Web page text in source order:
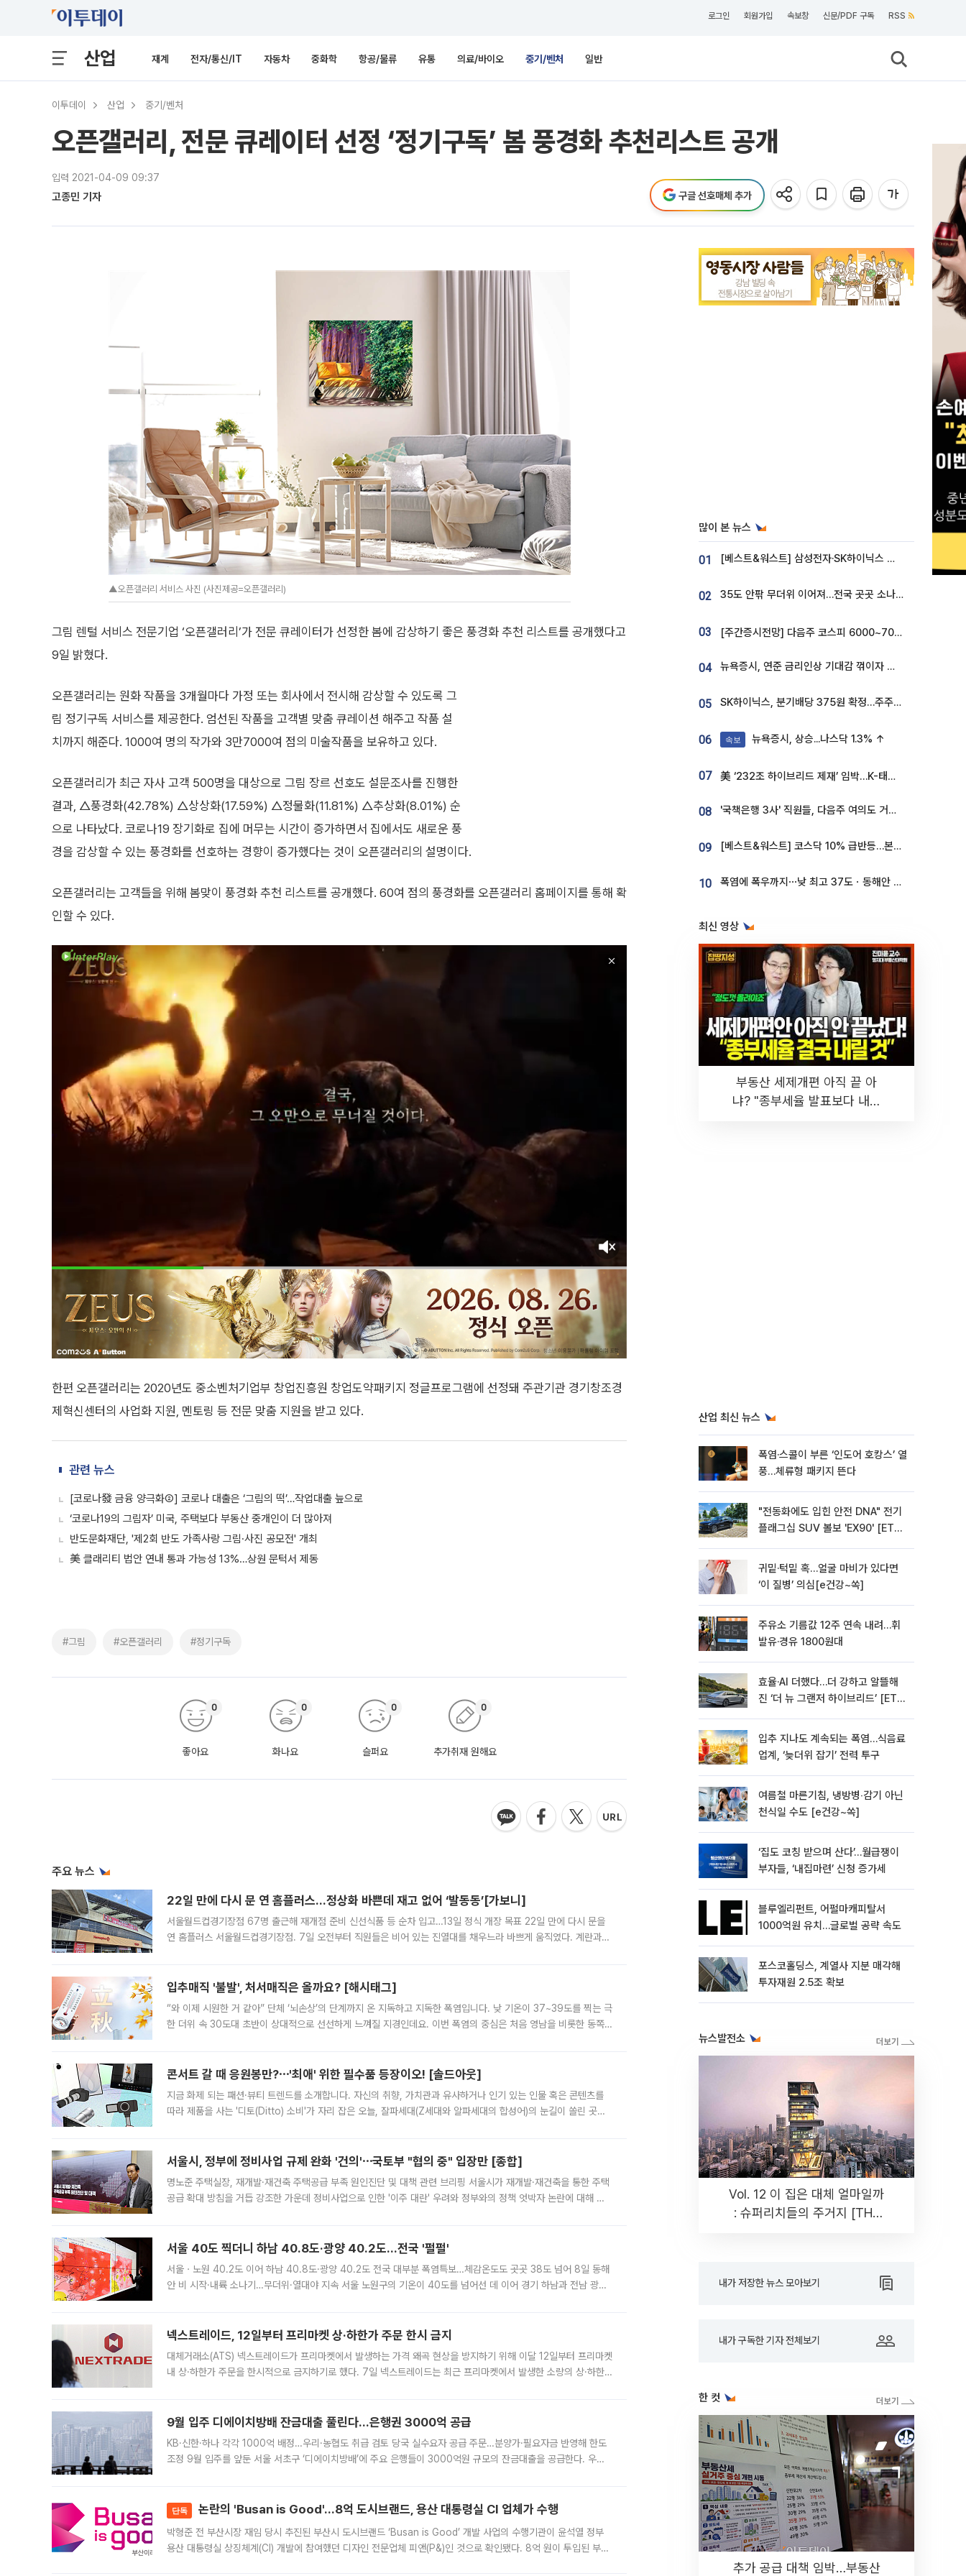
로그인 회원가입 속보창 신문/PDF 구독 RSS
산업 재계 전자/통신/IT 자동차 중화학 항공/물류 유통 의료/바이오 중기/벤처 일반
이투데이 산업 중기/벤처
오픈갤러리, 전문 큐레이터 선정 ‘정기구독’ 봄 풍경화 추천리스트 공개
입력 2021-04-09 09:37
고종민 기자 구글 선호매체 추가
▲오픈갤러리 서비스 사진 (사진제공=오픈갤러리)
그림 렌털 서비스 전문기업 ‘오픈갤러리’가 전문 큐레이터가 선정한 봄에 감상하기 좋은 풍경화 추천 리스트를 공개했다고
9일 밝혔다.
오픈갤러리는 원화 작품을 3개월마다 가정 또는 회사에서 전시해 감상할 수 있도록 그
림 정기구독 서비스를 제공한다. 엄선된 작품을 고객별 맞춤 큐레이션 해주고 작품 설
치까지 해준다. 1000여 명의 작가와 3만7000여 점의 미술작품을 보유하고 있다.
오픈갤러리가 최근 자사 고객 500명을 대상으로 그림 장르 선호도 설문조사를 진행한
결과, △풍경화(42.78%) △상상화(17.59%) △정물화(11.81%) △추상화(8.01%) 순
으로 나타났다. 코로나19 장기화로 집에 머무는 시간이 증가하면서 집에서도 새로운 풍
경을 감상할 수 있는 풍경화를 선호하는 경향이 증가했다는 것이 오픈갤러리의 설명이다.
오픈갤러리는 고객들을 위해 봄맞이 풍경화 추천 리스트를 공개했다. 60여 점의 풍경화를 오픈갤러리 홈페이지를 통해 확
인할 수 있다.
한편 오픈갤러리는 2020년도 중소벤처기업부 창업진흥원 창업도약패키지 정글프로그램에 선정돼 주관기관 경기창조경
제혁신센터의 사업화 지원, 멘토링 등 전문 맞춤 지원을 받고 있다.
관련 뉴스
[코로나發 금융 양극화②] 코로나 대출은 ‘그림의 떡’…작업대출 늪으로
‘코로나19의 그림자’ 미국, 주택보다 부동산 중개인이 더 많아져
반도문화재단, '제2회 반도 가족사랑 그림·사진 공모전' 개최
美 클래리티 법안 연내 통과 가능성 13%…상원 문턱서 제동
#그림 #오픈갤러리 #정기구독
좋아요
0
화나요
0
슬퍼요
0
추가취재 원해요
0
주요 뉴스
22일 만에 다시 문 연 홈플러스…정상화 바쁜데 재고 없어 ‘발동동’[가보니]
서울월드컵경기장점 67명 출근해 재개점 준비 신선식품 등 순차 입고…13일 정식 개장 목표 22일 만에 다시 문을
연 홈플러스 서울월드컵경기장점. 7일 오전부터 직원들은 비어 있는 진열대를 채우느라 바쁘게 움직였다. 계란과
입추매직 '불발', 처서매직은 올까요? [해시태그]
“와 이제 시원한 거 같아” 단체 ‘뇌손상’의 단계까지 온 지독하고 지독한 폭염입니다. 낮 기온이 37~39도를 찍는 극
한 더위 속 30도대 초반이 상대적으로 선선하게 느껴질 지경인데요. 이번 폭염의 중심은 처음 영남을 비롯한 동쪽
콘서트 갈 때 응원봉만?⋯'최애' 위한 필수품 등장이오! [솔드아웃]
지금 화제 되는 패션·뷰티 트렌드를 소개합니다. 자신의 취향, 가치관과 유사하거나 인기 있는 인물 혹은 콘텐츠를
따라 제품을 사는 '디토(Ditto) 소비'가 자리 잡은 오늘, 잘파세대(Z세대와 알파세대의 합성어)의 눈길이 쏠린 곳은
서울시, 정부에 정비사업 규제 완화 '건의'⋯국토부 "협의 중" 입장만 [종합]
명노준 주택실장, 재개발·재건축 주택공급 부족 원인진단 및 대책 관련 브리핑 서울시가 재개발·재건축을 통한 주택
공급 확대 방침을 거듭 강조한 가운데 정비사업으로 인한 '이주 대란' 우려와 정부와의 정책 엇박자 논란에 대해 정
서울 40도 찍더니 하남 40.8도·광양 40.2도…전국 '펄펄'
서울ㆍ노원 40.2도 이어 하남 40.8도·광양 40.2도 전국 대부분 폭염특보…체감온도도 곳곳 38도 넘어 8일 동해
안 비 시작·내륙 소나기…무더위·열대야 지속 서울 노원구의 기온이 40도를 넘어선 데 이어 경기 하남과 전남 광양
넥스트레이드, 12일부터 프리마켓 상·하한가 주문 한시 금지
대체거래소(ATS) 넥스트레이드가 프리마켓에서 발생하는 가격 왜곡 현상을 방지하기 위해 이달 12일부터 프리마켓
내 상·하한가 주문을 한시적으로 금지하기로 했다. 7일 넥스트레이드는 최근 프리마켓에서 발생한 소량의 상·하한
9월 입주 디에이치방배 잔금대출 풀린다…은행권 3000억 공급
KB·신한·하나 각각 1000억 배정…우리·농협도 취급 검토 당국 실수요자 공급 주문…분양가·필요자금 반영해 한도
조정 9월 입주를 앞둔 서울 서초구 ‘디에이치방배’에 주요 은행들이 3000억원 규모의 잔금대출을 공급한다. 우리
단독 논란의 'Busan is Good'…8억 도시브랜드, 용산 대통령실 CI 업체가 수행
박형준 전 부산시장 재임 당시 추진된 부산시 도시브랜드 ‘Busan is Good’ 개발 사업의 수행기관이 윤석열 정부
용산 대통령실 상징체계(CI) 개발에 참여했던 디자인 전문업체 피앤(P&)인 것으로 확인됐다. 8억 원이 투입된 부산
많이 본 뉴스
01 [베스트&워스트] 삼성전자·SK하이닉스 밀린 한 주…상상인증권은 85% 급등
02 35도 안팎 무더위 이어져…전국 곳곳 소나기 [오늘 날씨]
03 [주간증시전망] 다음주 코스피 6000~7000⋯“外人 수급은 정책이 변수”
04 뉴욕증시, 연준 금리인상 기대감 꺾이자 상승...S&P500 사상 최고치 [종합]
05 SK하이닉스, 분기배당 375원 확정…주주환원책 9월로 앞당겨 발표
06 속보 뉴욕증시, 상승...나스닥 1.3% ↑
07 美 ‘232조 하이브리드 제재’ 임박…K-태양광, 불확실성 털고 날개 다나
08 '국책은행 3사' 직원들, 다음주 여의도 거리 나서는 까닭은
09 [베스트&워스트] 코스닥 10% 급반등…본느, 최대주주 변경 기대에 270% 폭등
10 폭염에 폭우까지⋯낮 최고 37도ㆍ동해안 강한 비 [날씨]
최신 영상
부동산 세제개편 아직 끝 아
냐? "종부세율 발표보다 내릴
산업 최신 뉴스
폭염·스콜이 부른 ‘인도어 호캉스’ 열
풍…체류형 패키지 뜬다
"전동화에도 입힌 안전 DNA" 전기
플래그십 SUV 볼보 'EX90' [ET의
귀밑·턱밑 혹…얼굴 마비가 있다면
‘이 질병’ 의심[e건강~쏙]
주유소 기름값 12주 연속 내려…휘
발유·경유 1800원대
효율·AI 더했다…더 강하고 알뜰해
진 ‘더 뉴 그랜저 하이브리드’ [ET의
입추 지나도 계속되는 폭염…식음료
업계, ‘늦더위 잡기’ 전력 투구
여름철 마른기침, 냉방병‧감기 아닌
천식일 수도 [e건강~쏙]
‘집도 코칭 받으며 산다’…월급쟁이
부자들, ‘내집마련’ 신청 증가세
블루엘리펀트, 어펄마캐피탈서
1000억원 유치…글로벌 공략 속도
포스코홀딩스, 계열사 지분 매각해
투자재원 2.5조 확보
뉴스발전소
Vol. 12 이 집은 대체 얼마일까
: 슈퍼리치들의 주거지 [THE
내가 저장한 뉴스 모아보기
내가 구독한 기자 전체보기
한 컷
추가 공급 대책 임박…부동산